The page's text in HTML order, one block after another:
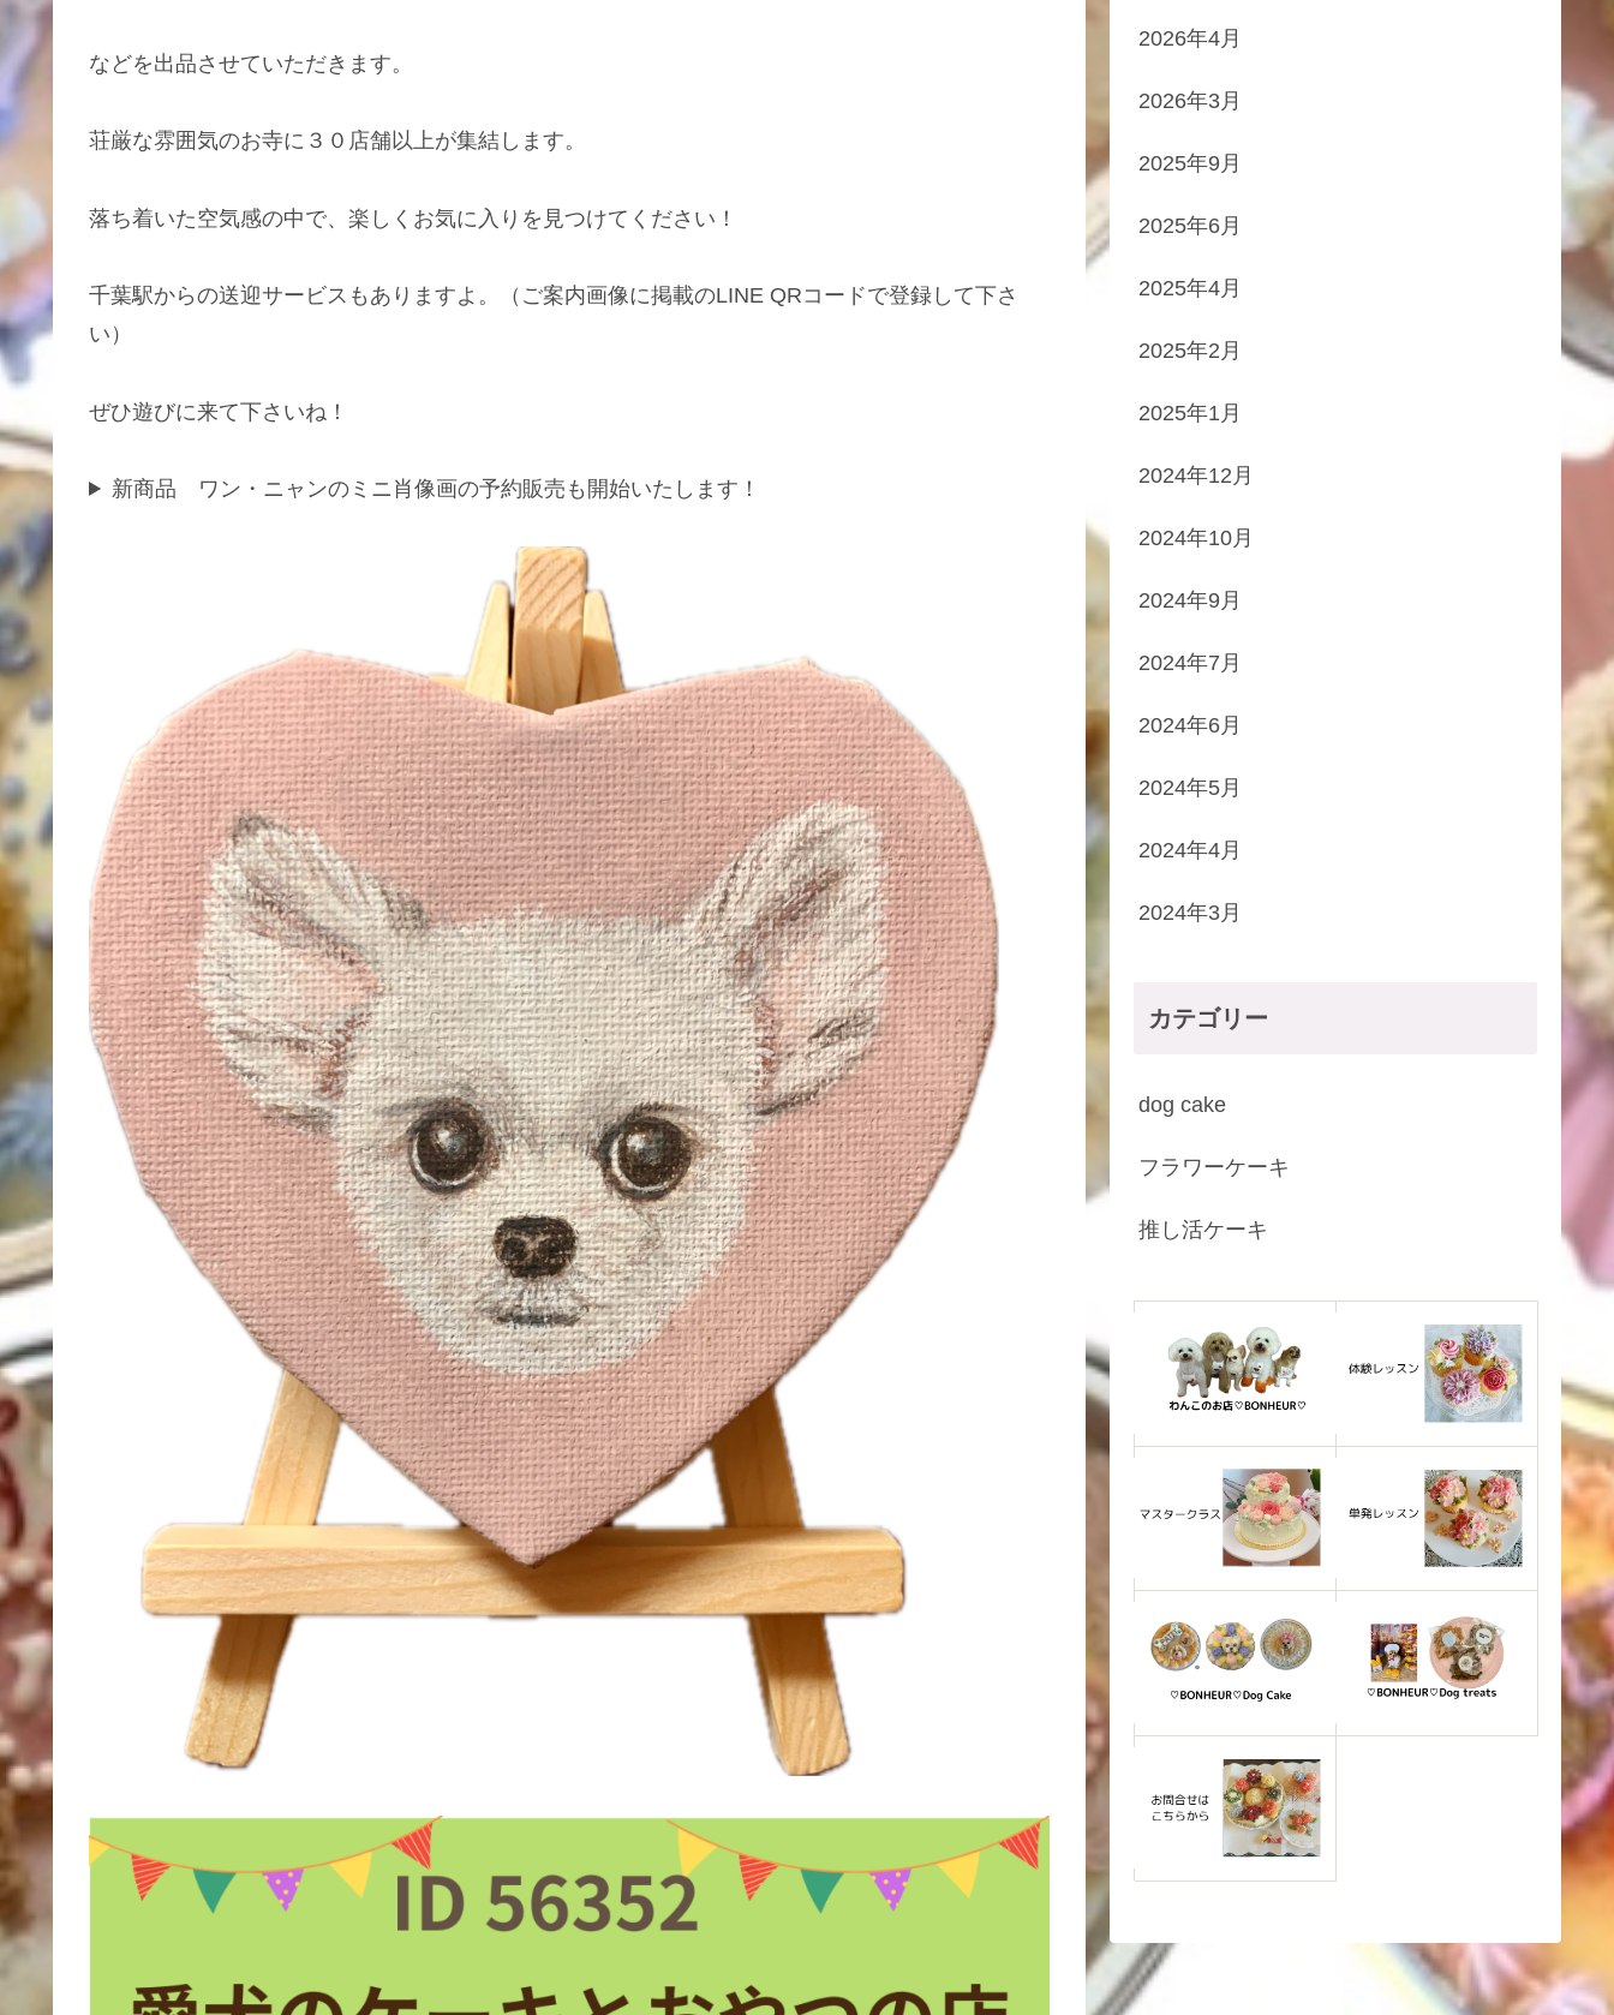
などを出品させていただきます。
荘厳な雰囲気のお寺に３０店舗以上が集結します。
落ち着いた空気感の中で、楽しくお気に入りを見つけてください！
千葉駅からの送迎サービスもありますよ。（ご案内画像に掲載のLINE QRコードで登録して下さ
い）
ぜひ遊びに来て下さいね！
新商品 ワン・ニャンのミニ肖像画の予約販売も開始いたします！
2026年4月
2026年3月
2025年9月
2025年6月
2025年4月
2025年2月
2025年1月
2024年12月
2024年10月
2024年9月
2024年7月
2024年6月
2024年5月
2024年4月
2024年3月
カテゴリー
dog cake
フラワーケーキ
推し活ケーキ